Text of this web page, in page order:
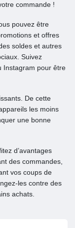
commande !
pouvez être
et offres
soldes et autres
Suivez
Instagram pour être
De cette
les moins
une bonne
d’avantages
des commandes,
vos coups de
les contre des
achats.